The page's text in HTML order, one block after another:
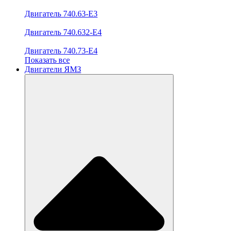
Двигатель 740.63-E3
Двигатель 740.632-E4
Двигатель 740.73-E4
Показать все
Двигатели ЯМЗ